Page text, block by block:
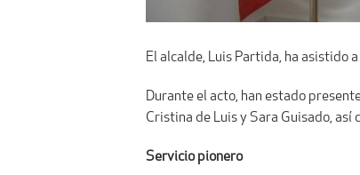
El alcalde, Luis Partida, ha asistido
Durante el acto, han estado
Cristina de Luis y Sara Guisado,
Servicio pionero